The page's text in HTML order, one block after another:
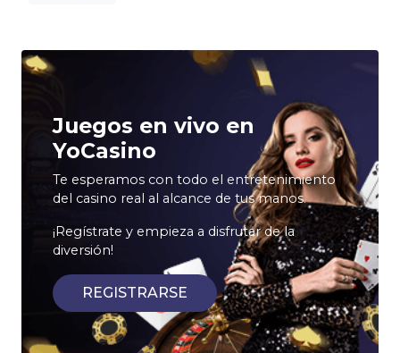
Juegos en vivo en
YoCasino
Te esperamos con todo el entretenimiento
del casino real al alcance de tus manos.
¡Regístrate y empieza a disfrutar de la
diversión!
REGISTRARSE